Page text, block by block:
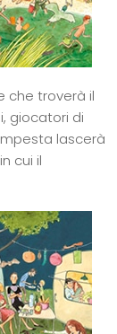
che troverà il
giocatori di
lascerà
cui il